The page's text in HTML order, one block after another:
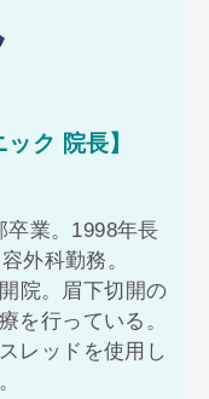
ク 院長】
卒業。1998年長
外科勤務。
院。眉下切開の
を行っている。
レッドを使用し